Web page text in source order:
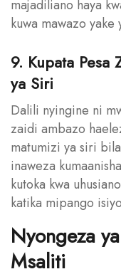
majadiliano haya
kuwa mawazo
9. Kupata Pesa
ya Siri
Dalili nyingine ni
zaidi ambazo
matumizi ya siri
inaweza
kutoka kwa
katika mipango
Nyongeza
Msaliti